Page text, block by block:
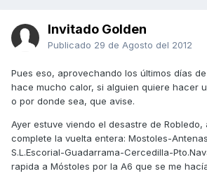
Invitado Golden
Publicado 29 de Agosto del 2012
Pues eso, aprovechando los últimos días
hace mucho calor, si alguien quiere hacer
o por donde sea, que avise.
Ayer estuve viendo el desastre de Robledo,
complete la vuelta entera: Mostoles-
S.L.Escorial-Guadarrama-Cercedilla-
rapida a Móstoles por la A6 que se me